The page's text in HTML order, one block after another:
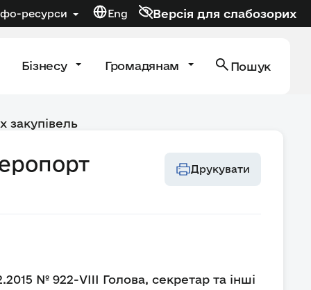
ресурси Eng Версія для слабозорих
Бізнесу Громадянам Пошук
закупівель
Друкувати
№ 922-VIII Голова, секретар та інші